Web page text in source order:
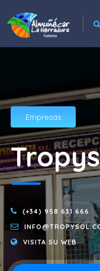
Empresas
(+34) 958 631 666
VISITA SU WEB